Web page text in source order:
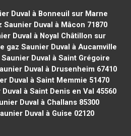
Duval à Bonneuil sur Marne
Duval à Mâcon 71870
Duval à Noyal Châtillon sur
gaz Saunier Duval à Aucamville
Duval à Saint Grégoire
Duval à Drusenheim 67410
Duval à Saint Memmie 51470
à Saint Denis en Val 45560
Duval à Challans 85300
Duval à Guise 02120